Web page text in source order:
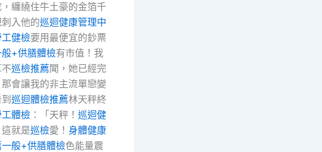
纏繞住牛土豪的金箔千
刺入他的巡迴健康管理中
健檢要用最便宜的鈔票
+供膳體檢有市值！我
巡檢推薦聞，她已經完
會讓我的非主流單戀變
巡迴體檢推薦林天秤終
體檢 ：「天秤！ 巡迴健
就是巡檢愛！ 身體健康
一般+供膳體檢色能量震